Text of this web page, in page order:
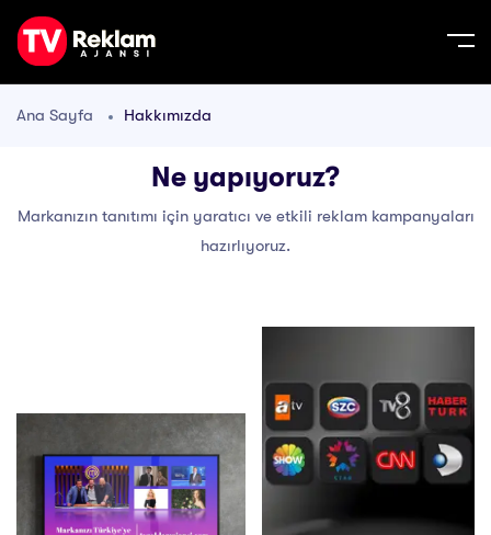
Ana Sayfa Hakkımızda
Ne yapıyoruz?
Markanızın tanıtımı için yaratıcı ve etkili reklam kampanyaları
hazırlıyoruz.